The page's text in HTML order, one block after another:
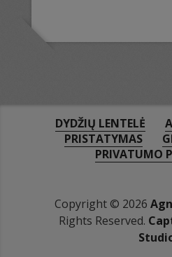
the
DYDŽIŲ LENTELĖ
PRISTATYMAS
PRIVATUMO
Copyright © 2026
Rights Reserved.